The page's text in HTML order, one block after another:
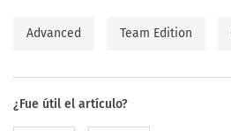
Advanced Team Edition
¿Fue útil el artículo?